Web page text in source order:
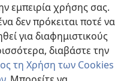
εμπειρία χρήσης σας.
δεν πρόκειται ποτέ να
για διαφημιστικούς
διαβάστε την
τη Χρήση των Cookies